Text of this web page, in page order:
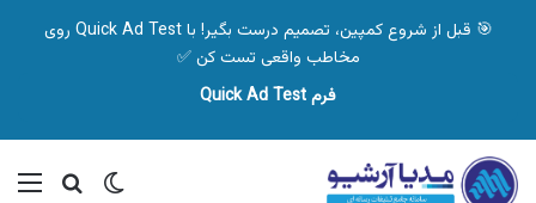
🎯 قبل از شروع کمپین، تصمیم درست بگیر! با Quick Ad Test روی
مخاطب واقعی تست کن ✅
فرم Quick Ad Test
تغییر پوسته